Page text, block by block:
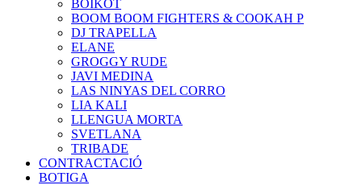
BOIKOT
BOOM BOOM FIGHTERS & COOKAH P
DJ TRAPELLA
ELANE
GROGGY RUDE
JAVI MEDINA
LAS NINYAS DEL CORRO
LIA KALI
LLENGUA MORTA
SVETLANA
TRIBADE
CONTRACTACIÓ
BOTIGA